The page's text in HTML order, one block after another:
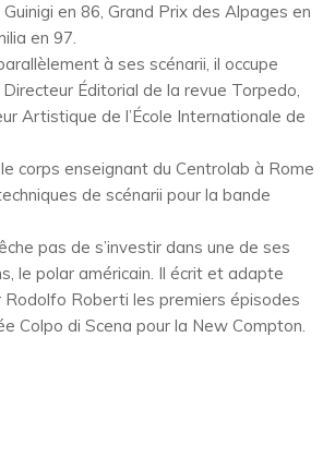
en 86, Grand Prix des Alpages en
en 97.
à ses scénarii, il occupe
Éditorial de la revue Torpedo,
Artistique de l’École Internationale de
corps enseignant du Centrolab à Rome
de scénarii pour la bande
pas de s’investir dans une de ses
le polar américain. Il écrit et adapte
Rodolfo Roberti les premiers épisodes
Colpo di Scena pour la New Compton.